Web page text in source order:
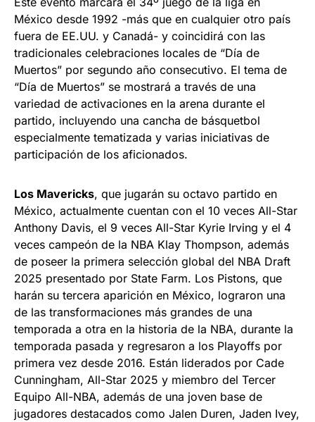
México desde 1992 -más que en cualquier otro país
fuera de EE.UU. y Canadá- y coincidirá con las
tradicionales celebraciones locales de “Día de
Muertos” por segundo año consecutivo. El tema de
“Día de Muertos” se mostrará a través de una
variedad de activaciones en la arena durante el
partido, incluyendo una cancha de básquetbol
especialmente tematizada y varias iniciativas de
participación de los aficionados.
Los Mavericks, que jugarán su octavo partido en
México, actualmente cuentan con el 10 veces All-Star
Anthony Davis, el 9 veces All-Star Kyrie Irving y el 4
veces campeón de la NBA Klay Thompson, además
de poseer la primera selección global del NBA Draft
2025 presentado por State Farm. Los Pistons, que
harán su tercera aparición en México, lograron una
de las transformaciones más grandes de una
temporada a otra en la historia de la NBA, durante la
temporada pasada y regresaron a los Playoffs por
primera vez desde 2016. Están liderados por Cade
Cunningham, All-Star 2025 y miembro del Tercer
Equipo All-NBA, además de una joven base de
jugadores destacados como Jalen Duren, Jaden Ivey,